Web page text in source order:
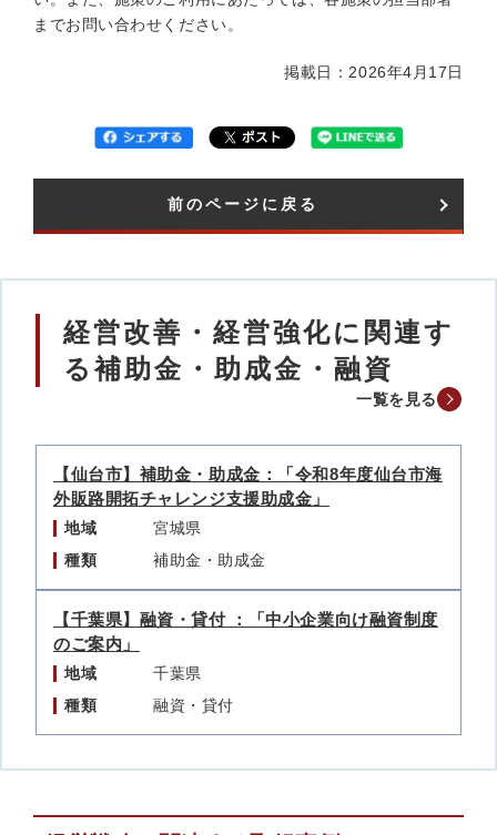
までお問い合わせください。
掲載日：2026年4月17日
前のページに戻る
経営改善・経営強化に関連す
る補助金・助成金・融資
一覧を見る
【仙台市】補助金・助成金：「令和8年度仙台市海
外販路開拓チャレンジ支援助成金」
地域
宮城県
種類
補助金・助成金
【千葉県】融資・貸付 ：「中小企業向け融資制度
のご案内」
地域
千葉県
種類
融資・貸付